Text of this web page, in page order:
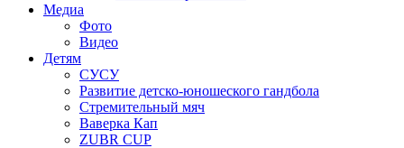
Медиа
Фото
Видео
Детям
СУСУ
Развитие детско-юношеского гандбола
Стремительный мяч
Ваверка Кап
ZUBR CUP